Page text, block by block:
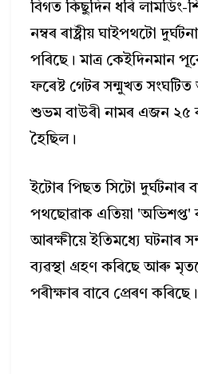
বিগত কিছুদিন ধৰি
নম্বৰ ৰাষ্ট্ৰীয় ঘাইপথটো
পৰিছে। মাত্ৰ কেইদিনমান
ফৰেষ্ট গেটৰ সন্মুখত
শুভম বাউৰী নামৰ এজন ২৫
হৈছিল।
ইটোৰ পিছত সিটো দুৰ্ঘটনাৰ
পথছোৱাক এতিয়া 'অভিশপ্ত'
আৰক্ষীয়ে ইতিমধ্যে ঘটনাৰ
ব্যৱস্থা গ্ৰহণ কৰিছে আৰু
পৰীক্ষাৰ বাবে প্ৰেৰণ কৰিছে।